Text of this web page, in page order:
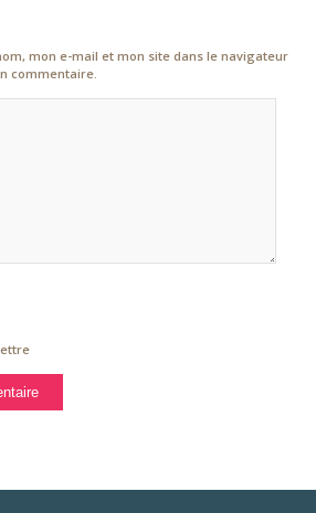
mon e-mail et mon site dans le navigateur
commentaire.